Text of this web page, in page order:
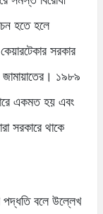
হতে হলে
সরকার
জামায়াতের। ১৯৮৯
একমত হয় এবং
সরকারে থাকে
বলে উল্লেখ